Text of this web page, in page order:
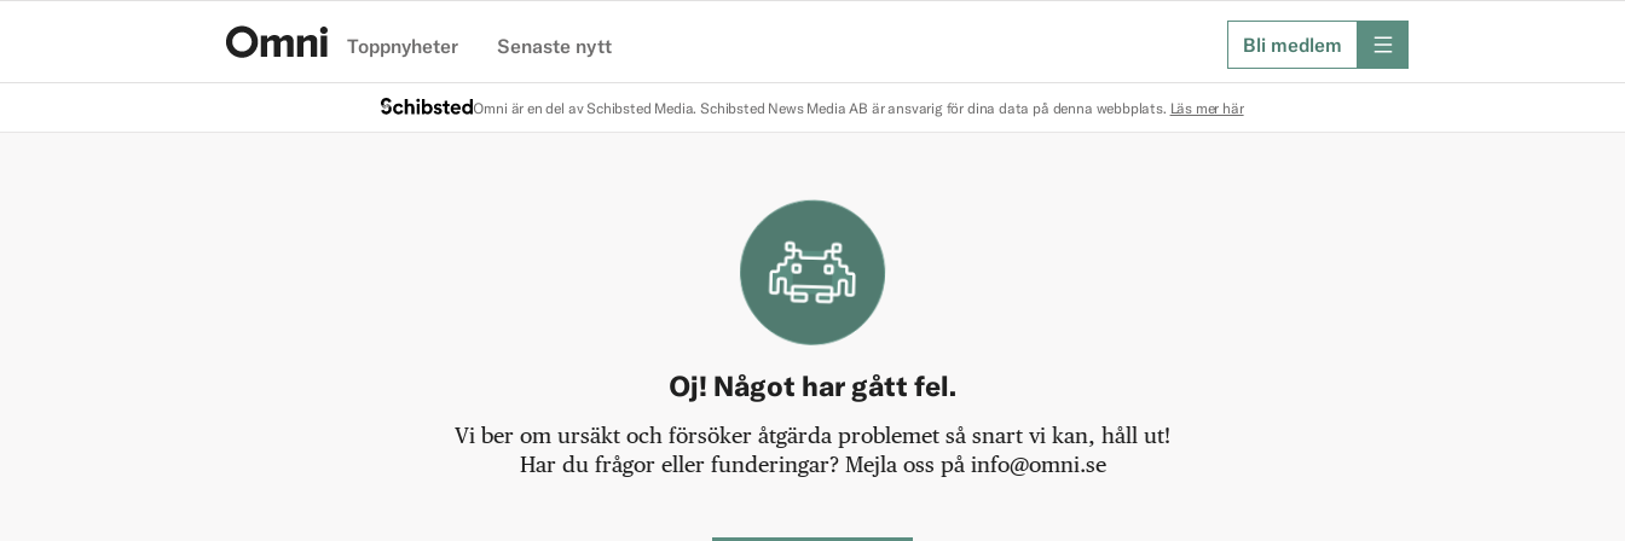
Toppnyheter Senaste nytt Bli medlem meny
Omni är en del av Schibsted Media. Schibsted News Media AB är ansvarig för dina data på denna webbplats. Läs mer här
Oj! Något har gått fel.
Vi ber om ursäkt och försöker åtgärda problemet så snart vi kan, håll ut!
Har du frågor eller funderingar? Mejla oss på info@omni.se